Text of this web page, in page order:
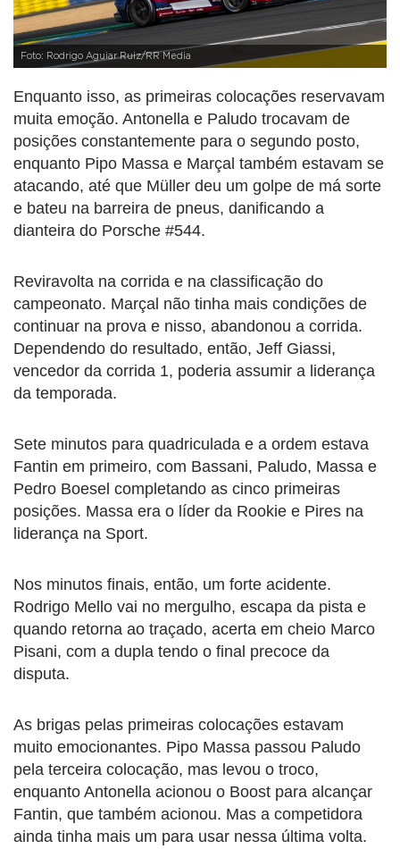
Foto: Rodrigo Aguiar Ruiz/RR Media
Enquanto isso, as primeiras colocações reservavam
muita emoção. Antonella e Paludo trocavam de
posições constantemente para o segundo posto,
enquanto Pipo Massa e Marçal também estavam se
atacando, até que Müller deu um golpe de má sorte
e bateu na barreira de pneus, danificando a
dianteira do Porsche #544.
Reviravolta na corrida e na classificação do
campeonato. Marçal não tinha mais condições de
continuar na prova e nisso, abandonou a corrida.
Dependendo do resultado, então, Jeff Giassi,
vencedor da corrida 1, poderia assumir a liderança
da temporada.
Sete minutos para quadriculada e a ordem estava
Fantin em primeiro, com Bassani, Paludo, Massa e
Pedro Boesel completando as cinco primeiras
posições. Massa era o líder da Rookie e Pires na
liderança na Sport.
Nos minutos finais, então, um forte acidente.
Rodrigo Mello vai no mergulho, escapa da pista e
quando retorna ao traçado, acerta em cheio Marco
Pisani, com a dupla tendo o final precoce da
disputa.
As brigas pelas primeiras colocações estavam
muito emocionantes. Pipo Massa passou Paludo
pela terceira colocação, mas levou o troco,
enquanto Antonella acionou o Boost para alcançar
Fantin, que também acionou. Mas a competidora
ainda tinha mais um para usar nessa última volta.